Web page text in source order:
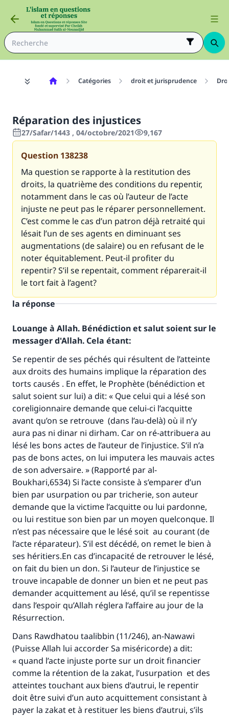
Catégories droit et jurisprudence
Réparation des injustices
27/Safar/1443 , 04/octobre/2021 9,167
Question 138238
Ma question se rapporte à la restitution des
droits, la quatrième des conditions du repentir,
notamment dans le cas où l’auteur de l’acte
injuste ne peut pas le réparer personnellement.
C’est comme le cas d’un patron déjà retraité qui
lésait l’un de ses agents en diminuant ses
augmentations (de salaire) ou en refusant de le
noter équitablement. Peut-il profiter du
repentir? S’il se repentait, comment réparerait-il
le tort fait à l’agent?
la réponse
Louange à Allah. Bénédiction et salut soient sur le
messager d'Allah. Cela étant:
Se repentir de ses péchés qui résultent de l’atteinte
aux droits des humains implique la réparation des
torts causés . En effet, le Prophète (bénédiction et
salut soient sur lui) a dit: « Que celui qui a lésé son
coreligionnaire demande que celui-ci l’acquitte
avant qu’on se retrouve (dans l’au-delà) où il n’y
aura pas ni dinar ni dirham. Car on ré-attribuera au
lésé les bons actes de l’auteur de l’injustice. S’il n’a
pas de bons actes, on lui imputera les mauvais actes
de son adversaire. » (Rapporté par al-
Boukhari,6534) Si l’acte consiste à s’emparer d’un
bien par usurpation ou par tricherie, son auteur
demande que la victime l’acquitte ou lui pardonne,
ou lui restitue son bien par un moyen quelconque. Il
n’est pas nécessaire que le lésé soit au courant (de
l’acte réparateur). S’il est décédé, on remet le bien à
ses héritiers.En cas d’incapacité de retrouver le lésé,
on fait du bien un don. Si l’auteur de l’injustice se
trouve incapable de donner un bien et ne peut pas
demander acquittement au lésé, qu’il se repentisse
dans l’espoir qu’Allah réglera l’affaire au jour de la
Résurrection.
Dans Rawdhatou taalibbin (11/246), an-Nawawi
(Puisse Allah lui accorder Sa miséricorde) a dit:
« quand l’acte injuste porte sur un droit financier
comme la rétention de la zakat, l’usurpation et des
atteintes touchant aux biens d’autrui, le repentir
doit être suivi d’un auto acquittement consistant à
payer la zakat et à restituer les biens d’autrui, s’ils